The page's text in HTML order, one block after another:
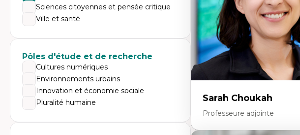
Sciences citoyennes et pensée critique
Ville et santé
Pôles d'étude et de recherche
Cultures numériques
Environnements urbains
Innovation et économie sociale
Pluralité humaine
Sarah Choukah
Professeure adjointe